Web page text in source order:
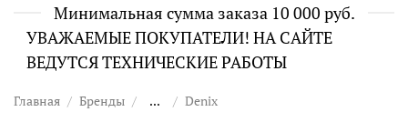
Минимальная сумма заказа 10 000 руб.
УВАЖАЕМЫЕ ПОКУПАТЕЛИ! НА САЙТЕ
ВЕДУТСЯ ТЕХНИЧЕСКИЕ РАБОТЫ
Главная Бренды ... Denix